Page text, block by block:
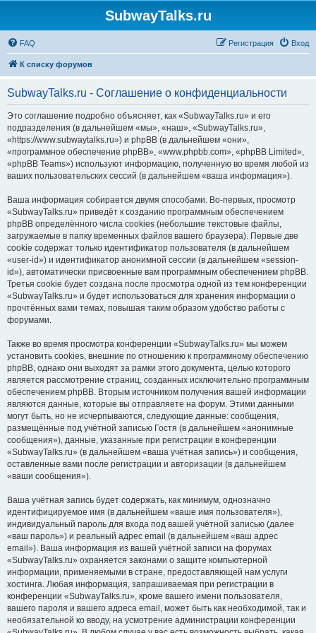
SubwayTalks.ru
FAQ Вход
Регистрация
К списку форумов
SubwayTalks.ru - Соглашение о конфиденциальности
Это соглашение подробно объясняет, как «SubwayTalks.ru» и его
подразделения (в дальнейшем «мы», «наш», «SubwayTalks.ru»,
«https://www.subwaytalks.ru») и phpBB (в дальнейшем «они»,
«программное обеспечение phpBB», «www.phpbb.com», «phpBB Limited»,
«phpBB Teams») используют информацию, полученную во время любой из
ваших пользовательских сессий (в дальнейшем «ваша информация»).
Ваша информация собирается двумя способами. Во-первых, просмотр
«SubwayTalks.ru» приведёт к созданию программным обеспечением
phpBB определённого числа cookies (небольшие текстовые файлы,
загружаемые в папку временных файлов вашего браузера). Первые две
cookie содержат только идентификатор пользователя (в дальнейшем
«user-id») и идентификатор анонимной сессии (в дальнейшем «session-
id»), автоматически присвоенные вам программным обеспечением phpBB.
Третья cookie будет создана после просмотра одной из тем конференции
«SubwayTalks.ru» и будет использоваться для хранения информации о
прочтённых вами темах, повышая таким образом удобство работы с
форумами.
Также во время просмотра конференции «SubwayTalks.ru» мы можем
установить cookies, внешние по отношению к программному обеспечению
phpBB, однако они выходят за рамки этого документа, целью которого
является рассмотрение страниц, созданных исключительно программным
обеспечением phpBB. Вторым источником получения вашей информации
являются данные, которые вы отправляете на форум. Этими данными
могут быть, но не исчерпываются, следующие данные: сообщения,
размещённые под учётной записью Гостя (в дальнейшем «анонимные
сообщения»), данные, указанные при регистрации в конференции
«SubwayTalks.ru» (в дальнейшем «ваша учётная запись») и сообщения,
оставленные вами после регистрации и авторизации (в дальнейшем
«ваши сообщения»).
Ваша учётная запись будет содержать, как минимум, однозначно
идентифицируемое имя (в дальнейшем «ваше имя пользователя»),
индивидуальный пароль для входа под вашей учётной записью (далее
«ваш пароль») и реальный адрес email (в дальнейшем «ваш адрес
email»). Ваша информация из вашей учётной записи на форумах
«SubwayTalks.ru» охраняется законами о защите компьютерной
информации, применяемыми в стране, предоставляющей нам услуги
хостинга. Любая информация, запрашиваемая при регистрации в
конференции «SubwayTalks.ru», кроме вашего имени пользователя,
вашего пароля и вашего адреса email, может быть как необходимой, так и
необязательной ко вводу, на усмотрение администрации конференции